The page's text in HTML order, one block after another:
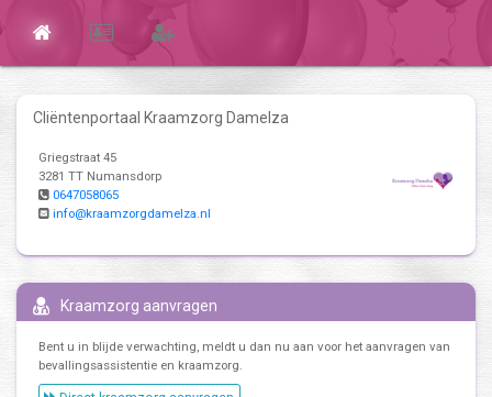
Cliëntenportaal Kraamzorg Damelza
Griegstraat 45
3281 TT Numansdorp
0647058065
info@kraamzorgdamelza.nl
Kraamzorg aanvragen
Bent u in blijde verwachting, meldt u dan nu aan voor het aanvragen van
bevallingsassistentie en kraamzorg.